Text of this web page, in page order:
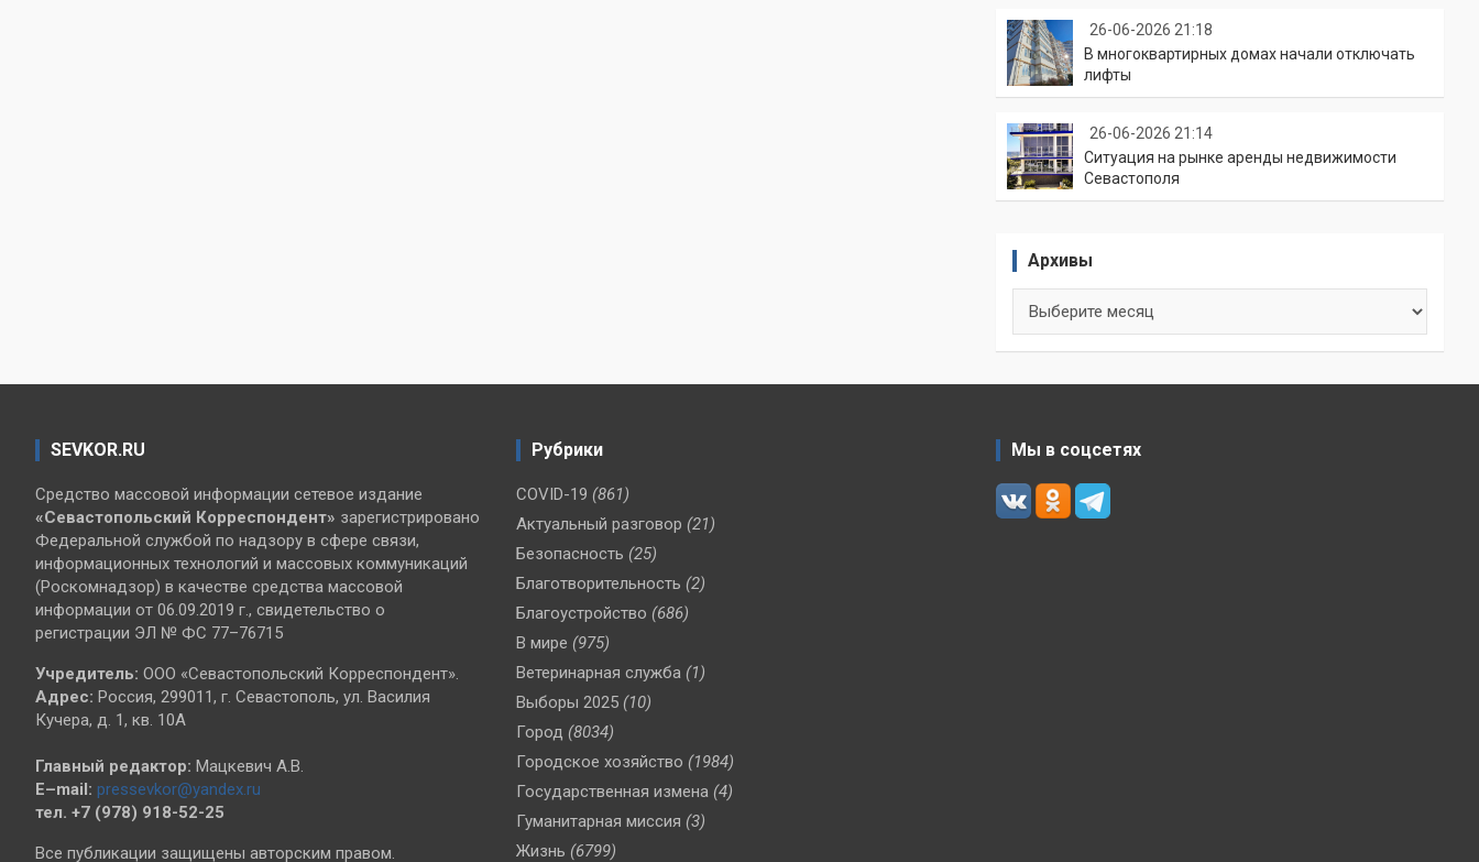
26-06-2026 21:18
В многоквартирных домах начали отключать
лифты
26-06-2026 21:14
Ситуация на рынке аренды недвижимости
Севастополя
Архивы
SEVKOR.RU
Средство массовой информации сетевое издание
«Севастопольский Корреспондент» зарегистрировано
Федеральной службой по надзору в сфере связи,
информационных технологий и массовых коммуникаций
(Роскомнадзор) в качестве средства массовой
информации от 06.09.2019 г., свидетельство о
регистрации ЭЛ № ФС 77–76715
Учредитель: ООО «Севастопольский Корреспондент».
Адрес: Россия, 299011, г. Севастополь, ул. Василия
Кучера, д. 1, кв. 10А
Главный редактор: Мацкевич А.В.
E–mail: pressevkor@yandex.ru
тел. +7 (978) 918-52-25
Все публикации защищены авторским правом.
Рубрики
COVID-19 (861)
Актуальный разговор (21)
Безопасность (25)
Благотворительность (2)
Благоустройство (686)
В мире (975)
Ветеринарная служба (1)
Выборы 2025 (10)
Город (8034)
Городское хозяйство (1984)
Государственная измена (4)
Гуманитарная миссия (3)
Жизнь (6799)
Мы в соцсетях